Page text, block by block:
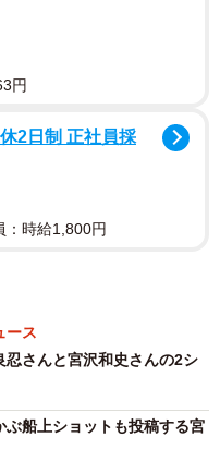
より
ングやシュノーケリン
円
2日制 正社員採
：時給1,800円
ース
忍さんと宮沢和史さんの2シ
ぶ船上ショットも投稿する宮